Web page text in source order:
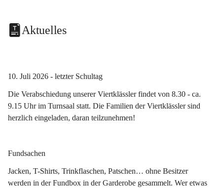
Aktuelles
10. Juli 2026 - letzter Schultag
Die Verabschiedung unserer Viertklässler findet von 8.30 - ca.
9.15 Uhr im Turnsaal statt. Die Familien der Viertklässler sind
herzlich eingeladen, daran teilzunehmen!
Fundsachen
Jacken, T-Shirts, Trinkflaschen, Patschen… ohne Besitzer
werden in der Fundbox in der Garderobe gesammelt. Wer etwas